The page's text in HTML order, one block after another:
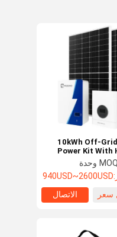
10kWh Off-Grid Solar
Power Kit With
Inverter And
Battery
940USD~2600USD
سعر
الاتصال